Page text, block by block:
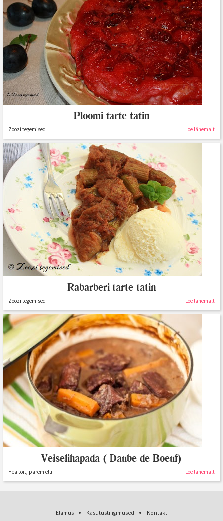
Ploomi tarte tatin
Zoozi tegemised Loe lähemalt
Rabarberi tarte tatin
Zoozi tegemised Loe lähemalt
Veiselihapada ( Daube de Boeuf)
Hea toit, parem elu! Loe lähemalt
Elamus Kasutustingimused Kontakt